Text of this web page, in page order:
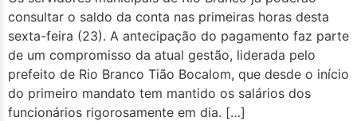
consultar o saldo da conta nas primeiras horas desta
sexta-feira (23). A antecipação do pagamento faz parte
de um compromisso da atual gestão, liderada pelo
prefeito de Rio Branco Tião Bocalom, que desde o início
do primeiro mandato tem mantido os salários dos
funcionários rigorosamente em dia. […]